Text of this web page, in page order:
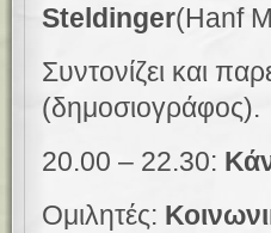
Steldinger(Hanf
Συντονίζει και
(δημοσιογράφος).
20.00 – 22.30:
Ομιλητές: